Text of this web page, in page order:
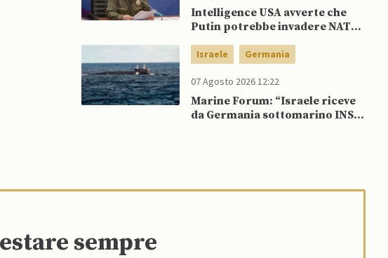
Intelligence USA avverte che
Putin potrebbe invadere NATO
Ucraina
Israele Germania
07 Agosto 2026 12:22
Marine Forum: “Israele riceve
da Germania sottomarino INS
sempre